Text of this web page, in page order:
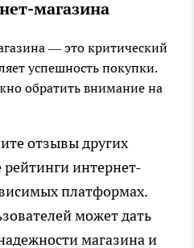
магазина
— это критический
успешность покупки.
обратить внимание на
отзывы других
рейтинги интернет-
платформах.
может дать
магазина и